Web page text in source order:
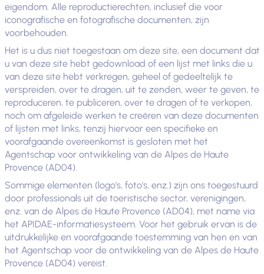
eigendom. Alle reproductierechten, inclusief die voor
iconografische en fotografische documenten, zijn
voorbehouden.
Het is u dus niet toegestaan om deze site, een document dat
u van deze site hebt gedownload of een lijst met links die u
van deze site hebt verkregen, geheel of gedeeltelijk te
verspreiden, over te dragen, uit te zenden, weer te geven, te
reproduceren, te publiceren, over te dragen of te verkopen,
noch om afgeleide werken te creëren van deze documenten
of lijsten met links, tenzij hiervoor een specifieke en
voorafgaande overeenkomst is gesloten met het
Agentschap voor ontwikkeling van de Alpes de Haute
Provence (AD04).
Sommige elementen (logo's, foto's, enz.) zijn ons toegestuurd
door professionals uit de toeristische sector, verenigingen,
enz. van de Alpes de Haute Provence (AD04), met name via
het APIDAE-informatiesysteem. Voor het gebruik ervan is de
uitdrukkelijke en voorafgaande toestemming van hen en van
het Agentschap voor de ontwikkeling van de Alpes de Haute
Provence (AD04) vereist.